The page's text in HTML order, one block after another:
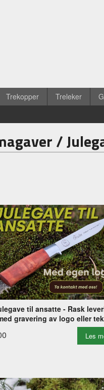
Trekopper Treleker
/
til ansatte - Rask
gravering av logo eller
Les